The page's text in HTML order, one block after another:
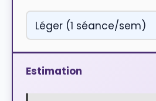
Estimation